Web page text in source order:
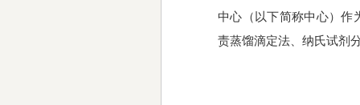
中心（以下简称中心）作
责蒸馏滴定法、纳氏试剂